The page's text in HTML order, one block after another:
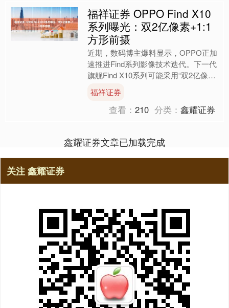
福祥证券 OPPO Find X10
系列曝光：双2亿像素+1:1
方形前摄
近期，数码博主爆料显示，OPPO正加
速推进Find系列影像技术迭代。下一代
旗舰Find X10系列可能采用“双2亿像素
+双1/1.3英寸超大底”组合，主摄与潜
望....
福祥证券
查看：210 分类：鑫耀证券
鑫耀证券文章已加载完成
关注 鑫耀证券